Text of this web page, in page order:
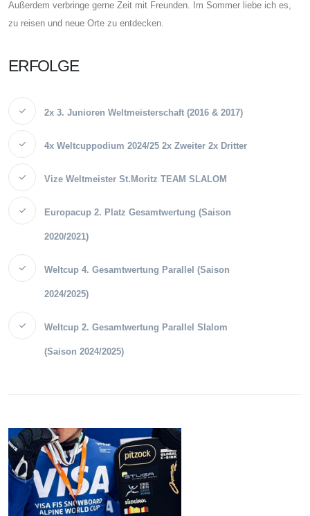
Außerdem verbringe gerne Zeit mit Freunden. Im Sommer liebe ich es,
zu reisen und neue Orte zu entdecken.
ERFOLGE
2x 3. Junioren Weltmeisterschaft (2016 & 2017)
4x Weltcuppodium 2024/25 2x Zweiter 2x Dritter
Vize Weltmeister St.Moritz TEAM SLALOM
Europacup 2. Platz Gesamtwertung (Saison
2020/2021)
Weltcup 4. Gesamtwertung Parallel (Saison
2024/2025)
Weltcup 2. Gesamtwertung Parallel Slalom
(Saison 2024/2025)